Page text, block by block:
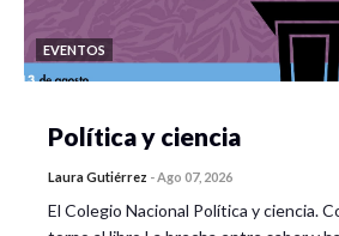
EVENTOS
Política y ciencia
Laura Gutiérrez - Ago 07, 2026
El Colegio Nacional Política y ciencia.